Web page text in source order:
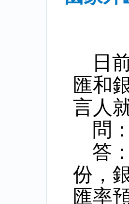
日
匯和
言人
問：
答：
份，
匯率